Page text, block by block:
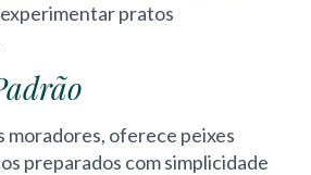
pratos
moradores, oferece peixes
preparados com simplicidade